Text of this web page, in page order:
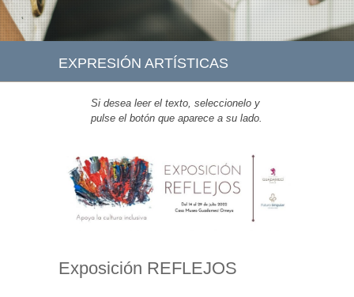
EXPRESIÓN ARTÍSTICAS
Si desea leer el texto, seleccionelo y
pulse el botón que aparece a su lado.
Exposición REFLEJOS